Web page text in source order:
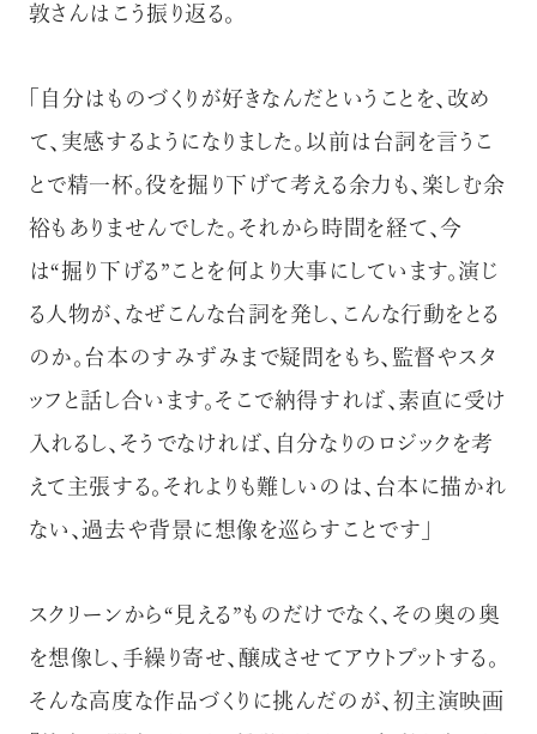
敦さんはこう振り返る。
「自分はものづくりが好きなんだということを、改め
て、実感するようになりました。以前は台詞を言うこ
とで精一杯。役を掘り下げて考える余力も、楽しむ余
裕もありませんでした。それから時間を経て、今
は“掘り下げる”ことを何より大事にしています。演じ
る人物が、なぜこんな台詞を発し、こんな行動をとる
のか。台本のすみずみまで疑問をもち、監督やスタ
ッフと話し合います。そこで納得すれば、素直に受け
入れるし、そうでなければ、自分なりのロジックを考
えて主張する。それよりも難しいのは、台本に描かれ
ない、過去や背景に想像を巡らすことです」
スクリーンから“見える”ものだけでなく、その奥の奥
を想像し、手繰り寄せ、醸成させてアウトプットする。
そんな高度な作品づくりに挑んだのが、初主演映画